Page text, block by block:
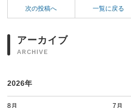
次の投稿へ 一覧に戻る
アーカイブ
ARCHIVE
2026年
8月 7月